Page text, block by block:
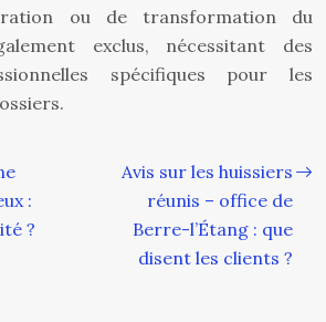
ou de transformation du
exclus, nécessitant des
spécifiques pour les
:
?
Avis sur les huissiers
réunis – office de
Berre-l’Étang : que
disent les clients ?